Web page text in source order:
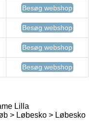
Besøg webshop
Besøg webshop
Besøg webshop
Besøg webshop
Lilla
> Løbesko > Løbesko